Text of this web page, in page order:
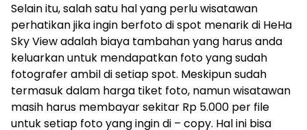
Selain itu, salah satu hal yang perlu wisatawan
perhatikan jika ingin berfoto di spot menarik di HeHa
Sky View adalah biaya tambahan yang harus anda
keluarkan untuk mendapatkan foto yang sudah
fotografer ambil di setiap spot. Meskipun sudah
termasuk dalam harga tiket foto, namun wisatawan
masih harus membayar sekitar Rp 5.000 per file
untuk setiap foto yang ingin di – copy. Hal ini bisa